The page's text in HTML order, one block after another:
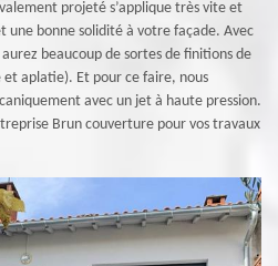
projeté s’applique très vite et
bonne solidité à votre façade. Avec
beaucoup de sortes de finitions de
aplatie). Et pour ce faire, nous
avec un jet à haute pression.
Brun couverture pour vos travaux